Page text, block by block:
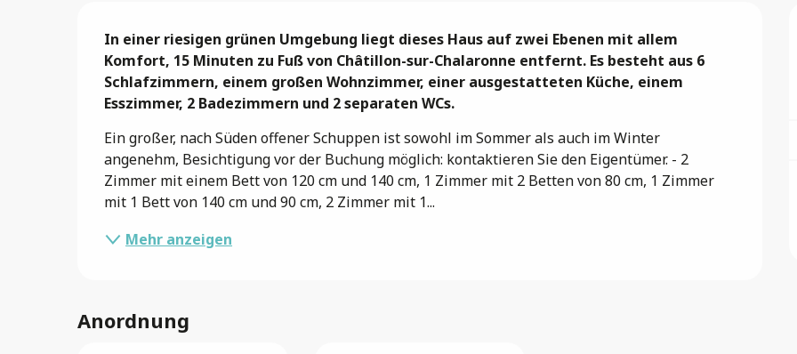
Beschreibung
In einer riesigen grünen Umgebung liegt dieses Haus auf zwei Ebenen mit allem
Komfort, 15 Minuten zu Fuß von Châtillon-sur-Chalaronne entfernt. Es besteht aus 6
Schlafzimmern, einem großen Wohnzimmer, einer ausgestatteten Küche, einem
Esszimmer, 2 Badezimmern und 2 separaten WCs.
Ein großer, nach Süden offener Schuppen ist sowohl im Sommer als auch im Winter
angenehm, Besichtigung vor der Buchung möglich: kontaktieren Sie den Eigentümer. - 2
Zimmer mit einem Bett von 120 cm und 140 cm, 1 Zimmer mit 2 Betten von 80 cm, 1 Zimmer
mit 1 Bett von 140 cm und 90 cm, 2 Zimmer mit 1...
Mehr anzeigen
Anordnung